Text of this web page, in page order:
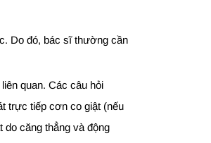
Do đó, bác sĩ thường cần
quan. Các câu hỏi
trực tiếp cơn co giật (nếu
do căng thẳng và động